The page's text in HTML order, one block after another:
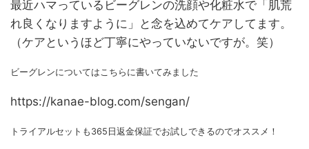
最近ハマっているビーグレンの洗顔や化粧水で「肌荒
れ良くなりますように」と念を込めてケアしてます。
（ケアというほど丁寧にやっていないですが。笑）
ビーグレンについてはこちらに書いてみました
https://kanae-blog.com/sengan/
トライアルセットも365日返金保証でお試しできるのでオススメ！